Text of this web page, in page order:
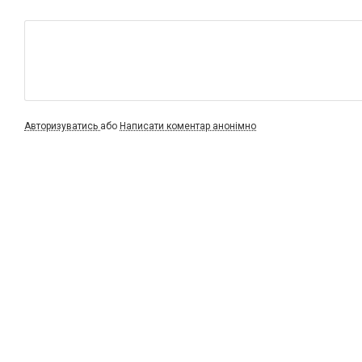
Авторизуватись або Написати коментар анонімно